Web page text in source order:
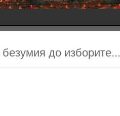
до изборите...